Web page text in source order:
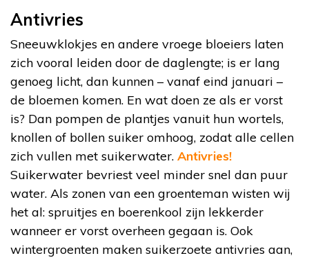
Antivries
Sneeuwklokjes en andere vroege bloeiers laten
zich vooral leiden door de daglengte; is er lang
genoeg licht, dan kunnen – vanaf eind januari –
de bloemen komen. En wat doen ze als er vorst
is? Dan pompen de plantjes vanuit hun wortels,
knollen of bollen suiker omhoog, zodat alle cellen
zich vullen met suikerwater. Antivries!
Suikerwater bevriest veel minder snel dan puur
water. Als zonen van een groenteman wisten wij
het al: spruitjes en boerenkool zijn lekkerder
wanneer er vorst overheen gegaan is. Ook
wintergroenten maken suikerzoete antivries aan,